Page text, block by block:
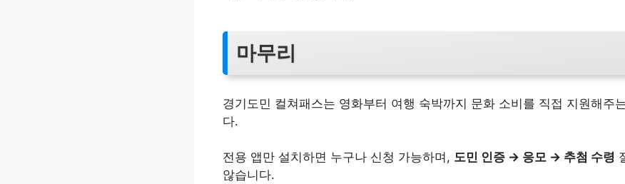
마무리
경기도민 컬쳐패스는 영화부터 여행 숙박까지 문화 소비를 직접 지원해주
다.
전용 앱만 설치하면 누구나 신청 가능하며, 도민 인증 → 응모 → 추첨 수령
않습니다.